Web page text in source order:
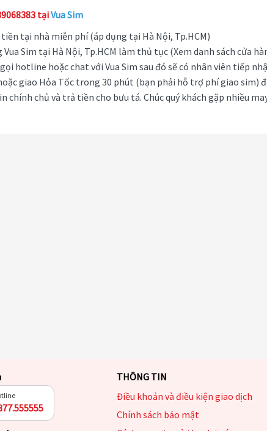
tạiVua Sim
tại nhà miễn phí (áp dụng tại Hà Nội, Tp.HCM)
Vua Sim tại Hà Nội, Tp.HCM làm thủ tục (Xem danh sách cửa
hotline hoặc chat với Vua Sim sau đó sẽ có nhân viên tiếp
giao Hỏa Tốc trong 30 phút (bạn phải hỗ trợ phí giao sim)
chủ và trả tiền cho bưu tá. Chúc quý khách gặp nhiều
THÔNG TIN
Điều khoản và điều kiện giao dịch
Chính sách bảo mật